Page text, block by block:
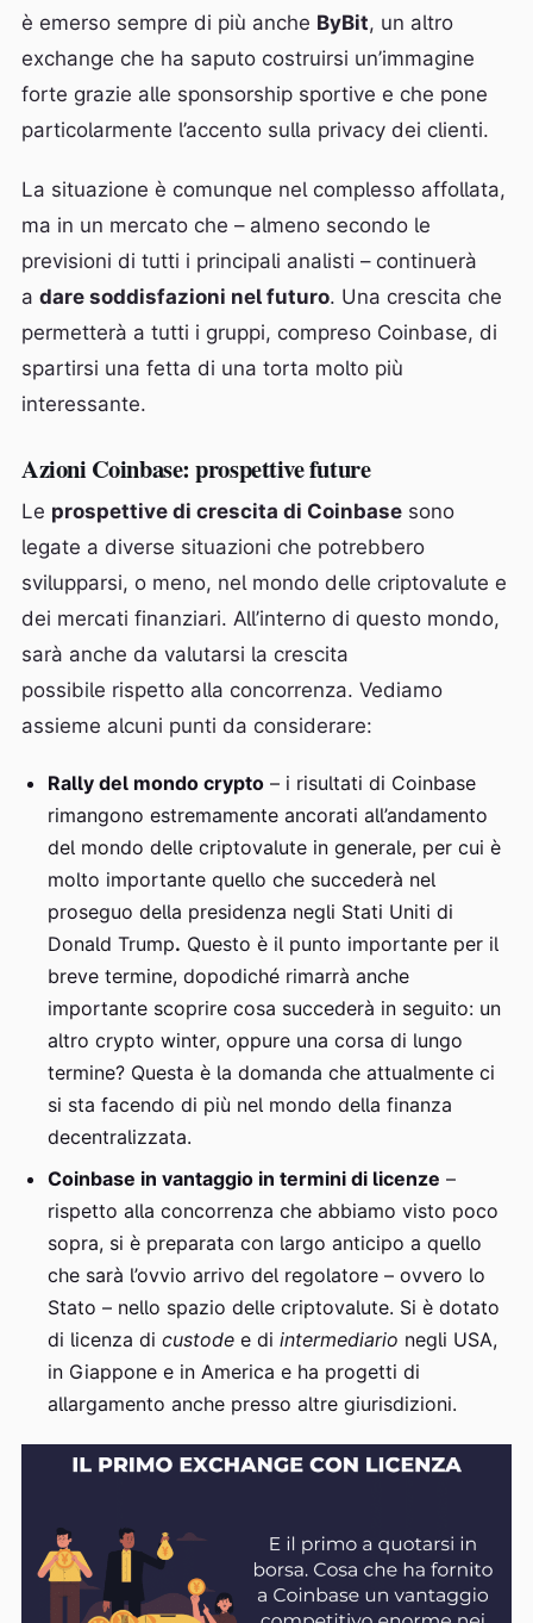
è emerso sempre di più anche ByBit, un altro
exchange che ha saputo costruirsi un’immagine
forte grazie alle sponsorship sportive e che pone
particolarmente l’accento sulla privacy dei clienti.
La situazione è comunque nel complesso affollata,
ma in un mercato che – almeno secondo le
previsioni di tutti i principali analisti – continuerà
a dare soddisfazioni nel futuro. Una crescita che
permetterà a tutti i gruppi, compreso Coinbase, di
spartirsi una fetta di una torta molto più
interessante.
Azioni Coinbase: prospettive future
Le prospettive di crescita di Coinbase sono
legate a diverse situazioni che potrebbero
svilupparsi, o meno, nel mondo delle criptovalute e
dei mercati finanziari. All’interno di questo mondo,
sarà anche da valutarsi la crescita
possibile rispetto alla concorrenza. Vediamo
assieme alcuni punti da considerare:
Rally del mondo crypto – i risultati di Coinbase
rimangono estremamente ancorati all’andamento
del mondo delle criptovalute in generale, per cui è
molto importante quello che succederà nel
proseguo della presidenza negli Stati Uniti di
Donald Trump. Questo è il punto importante per il
breve termine, dopodiché rimarrà anche
importante scoprire cosa succederà in seguito: un
altro crypto winter, oppure una corsa di lungo
termine? Questa è la domanda che attualmente ci
si sta facendo di più nel mondo della finanza
decentralizzata.
Coinbase in vantaggio in termini di licenze –
rispetto alla concorrenza che abbiamo visto poco
sopra, si è preparata con largo anticipo a quello
che sarà l’ovvio arrivo del regolatore – ovvero lo
Stato – nello spazio delle criptovalute. Si è dotato
di licenza di custode e di intermediario negli USA,
in Giappone e in America e ha progetti di
allargamento anche presso altre giurisdizioni.